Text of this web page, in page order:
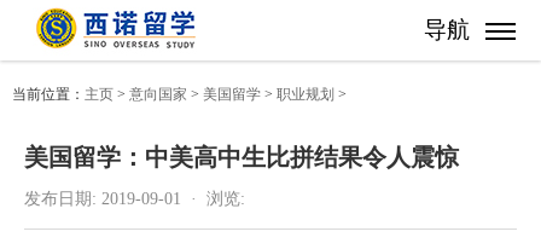
导航
当前位置： 主页 > 意向国家 > 美国留学 > 职业规划 >
美国留学：中美高中生比拼结果令人震惊
发布日期: 2019-09-01 · 浏览: